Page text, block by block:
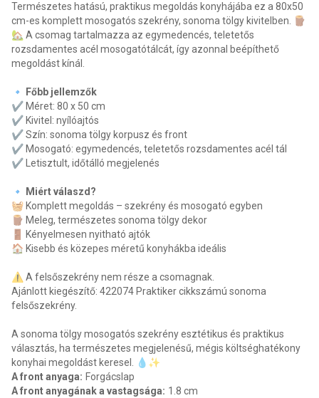
Természetes hatású, praktikus megoldás konyhájába ez a 80x50
cm-es komplett mosogatós szekrény, sonoma tölgy kivitelben. 🪵
🏡 A csomag tartalmazza az egymedencés, teletetős
rozsdamentes acél mosogatótálcát, így azonnal beépíthető
megoldást kínál.
🔹 Főbb jellemzők
✔ Méret: 80 x 50 cm
✔ Kivitel: nyílóajtós
✔ Szín: sonoma tölgy korpusz és front
✔ Mosogató: egymedencés, teletetős rozsdamentes acél tál
✔ Letisztult, időtálló megjelenés
🔹 Miért válaszd?
🧺 Komplett megoldás – szekrény és mosogató egyben
🪵 Meleg, természetes sonoma tölgy dekor
🚪 Kényelmesen nyitható ajtók
🏠 Kisebb és közepes méretű konyhákba ideális
⚠ A felsőszekrény nem része a csomagnak.
Ajánlott kiegészítő: 422074 Praktiker cikkszámú sonoma
felsőszekrény.
A sonoma tölgy mosogatós szekrény esztétikus és praktikus
választás, ha természetes megjelenésű, mégis költséghatékony
konyhai megoldást keresel. 💧✨
A front anyaga: Forgácslap
A front anyagának a vastagsága: 1.8 cm